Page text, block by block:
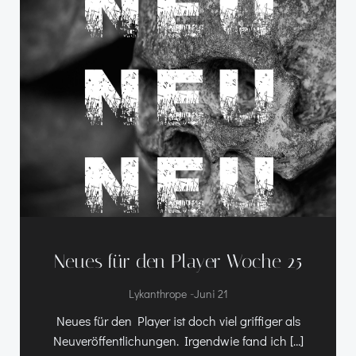
Neues für den Player Woche 25
Lykanthrope -Juni 21
Neues für den Player ist doch viel griffiger als
Neuveröffentlichungen. Irgendwie fand ich […]